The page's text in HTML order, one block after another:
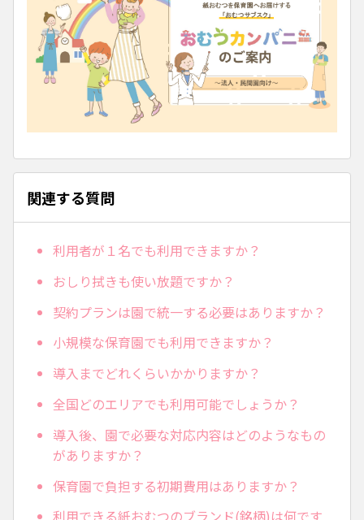
関連する質問
利用者が１名でも利用できますか？
おしり拭きも使い放題ですか？
契約プランは園で統一する必要はありますか？
小規模な保育園でも利用できますか？
導入までどれくらいかかりますか？
全国どのエリアでも利用可能でしょうか？
導入後、園で必要な対応内容はどのようなもの
がありますか？
保育園で負担する初期費用はありますか？